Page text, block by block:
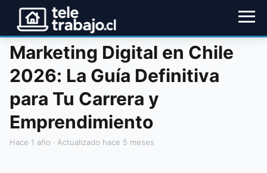
Marketing Digital en Chile
2026: La Guía Definitiva
para Tu Carrera y
Emprendimiento
hace 1 año · Actualizado hace 5 meses